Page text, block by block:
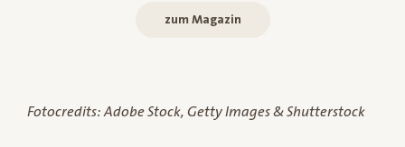
zum Magazin
Fotocredits: Adobe Stock, Getty Images & Shutterstock